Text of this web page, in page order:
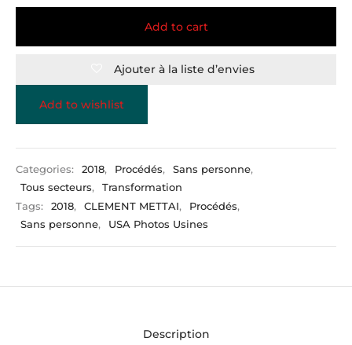
Add to cart
Ajouter à la liste d’envies
Add to wishlist
Categories: 2018, Procédés, Sans personne,
Tous secteurs,
Transformation
Tags:
2018, CLEMENT METTAI, Procédés,
Sans personne, USA Photos Usines
Description